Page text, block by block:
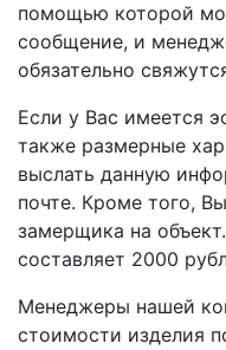
помощью которой
сообщение, и
обязательно
Если у Вас имеется
также размерные
выслать данную
почте. Кроме того,
замерщика на
составляет 2000
Менеджеры нашей
стоимости изделия